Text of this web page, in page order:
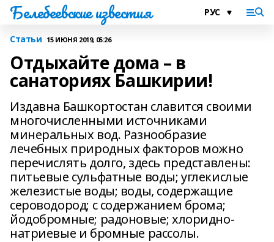
Белебеевские известия
Статьи 15 ИЮНЯ 2019, 05:26
Отдыхайте дома – в
санаториях Башкирии!
Издавна Башкортостан славится своими
многочисленными источниками
минеральных вод. Разнообразие
лечебных природных факторов можно
перечислять долго, здесь представлены:
питьевые сульфатные воды; углекислые
железистые воды; воды, содержащие
сероводород; с содержанием брома;
йодобромные; радоновые; хлоридно-
натриевые и бромные рассолы.